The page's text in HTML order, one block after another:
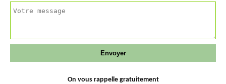
On vous rappelle gratuitement